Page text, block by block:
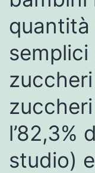
l’82,3%
studio)